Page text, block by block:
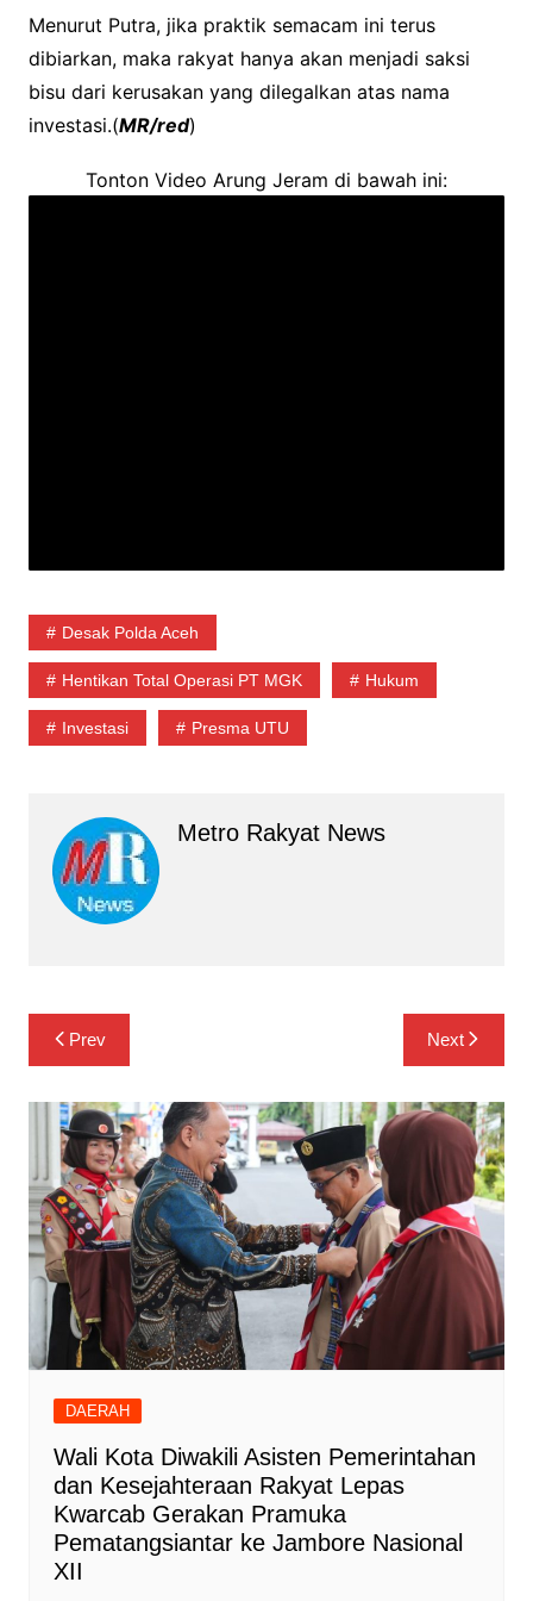
Menurut Putra, jika praktik semacam ini terus
dibiarkan, maka rakyat hanya akan menjadi saksi
bisu dari kerusakan yang dilegalkan atas nama
investasi.(MR/red)
Tonton Video Arung Jeram di bawah ini:
Desak Polda Aceh
Hentikan Total Operasi PT MGK Hukum
Investasi Presma UTU
Metro Rakyat News
Navigasi
pos
Prev Next
DAERAH
Wali Kota Diwakili Asisten Pemerintahan
dan Kesejahteraan Rakyat Lepas
Kwarcab Gerakan Pramuka
Pematangsiantar ke Jambore Nasional
XII